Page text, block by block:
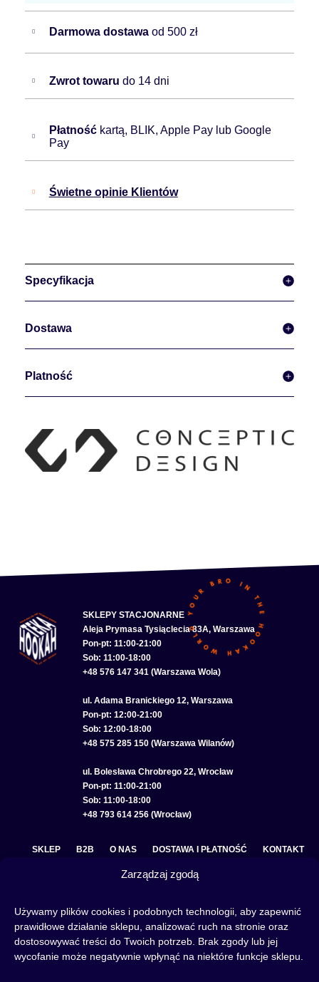
Zarządzaj zgodą
Używamy plików cookies i podobnych technologii, aby zapewnić
prawidłowe działanie sklepu, analizować ruch na stronie oraz
dostosowywać treści do Twoich potrzeb. Brak zgody lub jej
wycofanie może negatywnie wpłynąć na niektóre funkcje sklepu.
Darmowa dostawa od 500 zł
Zwrot towaru do 14 dni
Płatność kartą, BLIK, Apple Pay lub Google
Pay
Świetne opinie Klientów
Specyfikacja
Dostawa
Platność
SKLEPY STACJONARNE
Aleja Prymasa Tysiąclecia 83A, Warszawa
Pon-pt: 11:00-21:00
Sob: 11:00-18:00
+48 576 147 341 (Warszawa Wola)
ul. Adama Branickiego 12, Warszawa
Pon-pt: 12:00-21:00
Sob: 12:00-18:00
+48 575 285 150 (Warszawa Wilanów)
ul. Bolesława Chrobrego 22, Wrocław
Pon-pt: 11:00-21:00
Sob: 11:00-18:00
+48 793 614 256 (Wrocław)
SKLEP B2B O NAS DOSTAWA I PŁATNOŚĆ KONTAKT
POLITYKA PRYWATNOŚCI